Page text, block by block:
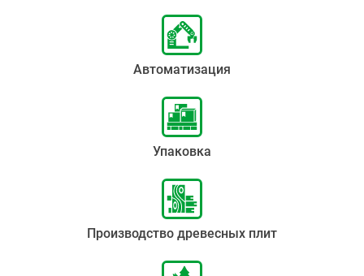
Автоматизация
Упаковка
Производство древесных плит